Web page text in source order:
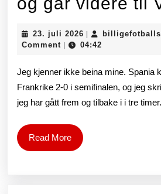
23. juli 2026 23.
juli
|
Comment | 04:42
Jeg kjenner ikke beina mine. Spania
Frankrike 2-0 i semifinalen, og jeg
jeg har gått frem og tilbake i i tre
Read MoreRead
More